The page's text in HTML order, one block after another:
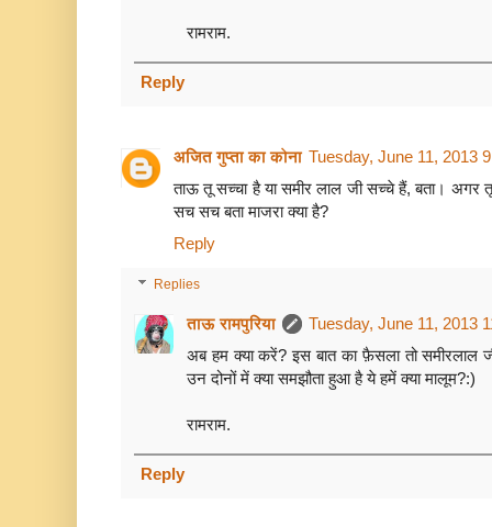
रामराम.
Reply
अजित गुप्ता का कोना Tuesday, June 11, 2013
ताऊ तू सच्‍चा है या समीर लाल जी सच्‍चे हैं, बता। अगर तू
सच सच बता माजरा क्‍या है?
Reply
Replies
ताऊ रामपुरिया
Tuesday, June 11, 2013
अब हम क्या करें? इस बात का फ़ैसला तो समीरलाल
उन दोनों में क्या समझौता हुआ है ये हमें क्या मालूम?:)
रामराम.
Reply